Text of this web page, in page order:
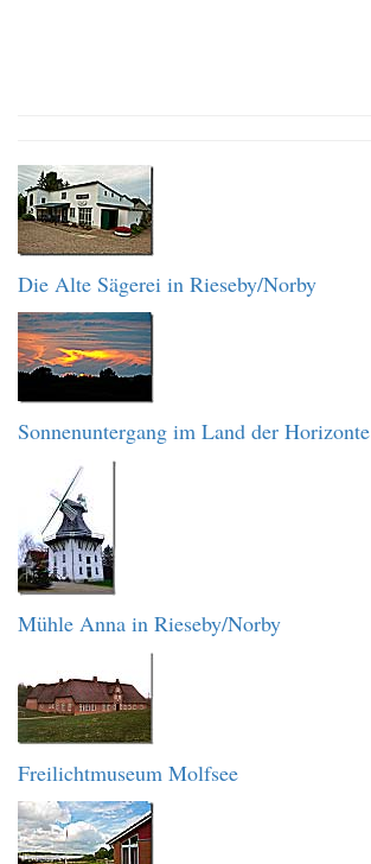
Die Alte Sägerei in Rieseby/Norby
Sonnenuntergang im Land der Horizonte
Mühle Anna in Rieseby/Norby
Freilichtmuseum Molfsee